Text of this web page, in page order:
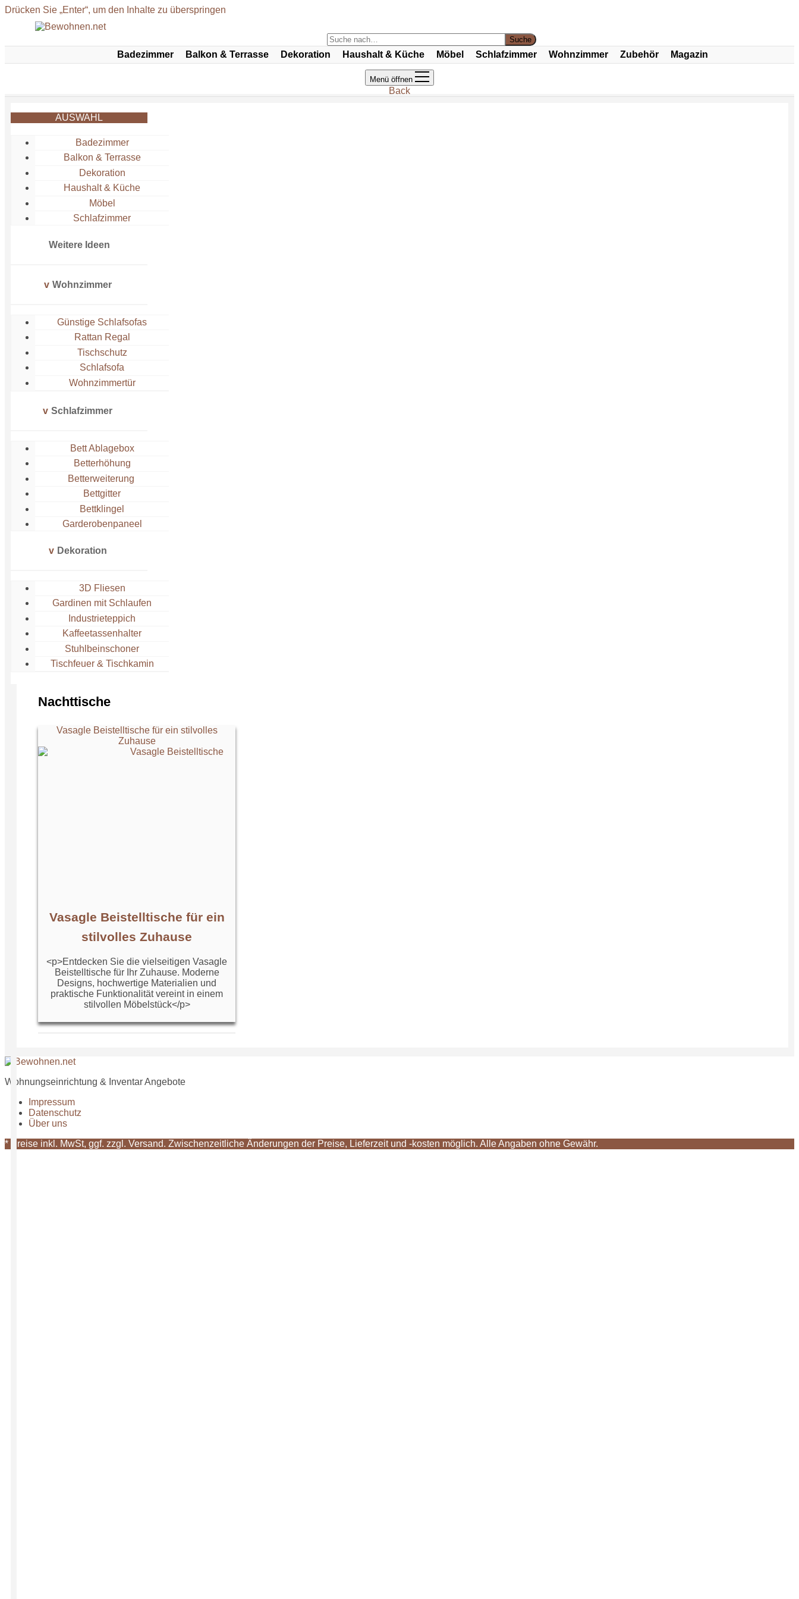
Drücken Sie „Enter“, um den Inhalte zu überspringen
Badezimmer Balkon & Terrasse Dekoration Haushalt & Küche Möbel Schlafzimmer Wohnzimmer Zubehör Magazin
Menü öffnen
Back
AUSWAHL
Badezimmer
Balkon & Terrasse
Dekoration
Haushalt & Küche
Möbel
Schlafzimmer
Zubehör
Weitere Ideen
Wohnzimmer
Günstige Schlafsofas
Rattan Regal
Tischschutz
Schlafsofa
Wohnzimmertür
Schlafzimmer
Bett Ablagebox
Betterhöhung
Betterweiterung
Bettgitter
Bettklingel
Garderobenpaneel
Kühlmatte Bett
Rausfallschutz
Rückenkissen fürs Bett
Twinbetten
Dekoration
3D Fliesen
Gardinen mit Schlaufen
Industrieteppich
Kaffeetassenhalter
Stuhlbeinschoner
Tischfeuer & Tischkamin
Nachttische
Vasagle Beistelltische für ein stilvolles
Zuhause
Vasagle Beistelltische für ein
stilvolles Zuhause
<p>Entdecken Sie die vielseitigen Vasagle
Beistelltische für Ihr Zuhause. Moderne
Designs, hochwertige Materialien und
praktische Funktionalität vereint in einem
stilvollen Möbelstück</p>
Wohnungseinrichtung & Inventar Angebote
Impressum
Datenschutz
Über uns
* Preise inkl. MwSt, ggf. zzgl. Versand. Zwischenzeitliche Änderungen der Preise, Lieferzeit und -kosten möglich. Alle Angaben ohne Gewähr.